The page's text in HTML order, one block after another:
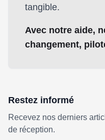
tangible.
Avec notre aide,
changement,
Restez informé
Recevez nos derniers
de réception.